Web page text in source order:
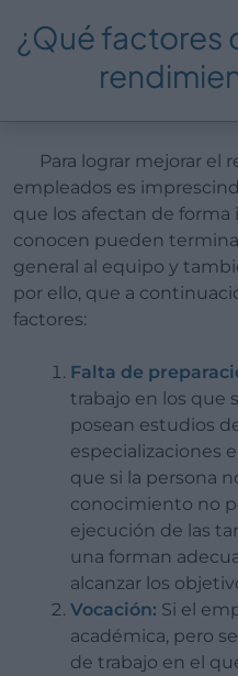
¿Qué factores
Para lograr mejorar el rendimiento de mis
empleados es
que los afectan de forma
conocen pueden
general al equipo y
por ello, que a
factores:
Falta de
trabajo en los que
posean estudios
especializaciones
que si la persona
conocimiento no
ejecución de las
una forman
alcanzar los
Vocación: Si el
académica, pero
de trabajo en el